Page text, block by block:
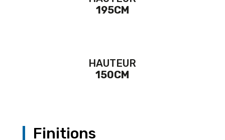
195CM
HAUTEUR
150CM
Finitions